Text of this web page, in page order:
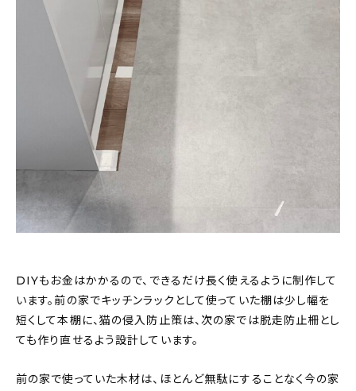
DIYもお金はかかるので、できるだけ長く使えるように制作して
います。前の家でキッチンラックとして使っていた棚は少し幅を
短くして本棚に、猫の侵入防止策は、次の家では脱走防止柵とし
ても作り直せるよう設計しています。
前の家で使っていた木材は、ほとんど無駄にすることなく今の家